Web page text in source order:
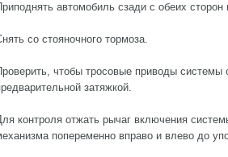
автомобиль сзади с обеих
со стояночного тормоза.
чтобы тросовые приводы системы
затяжкой.
контроля отжать рычаг включения
попеременно вправо и влево до